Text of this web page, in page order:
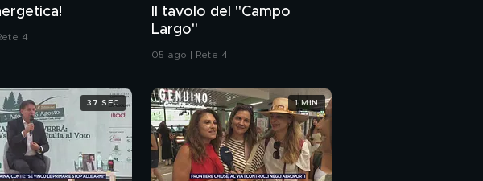
4
Il tavolo del "Campo
Largo"
05 ago | Rete 4
37 SEC 1 MIN